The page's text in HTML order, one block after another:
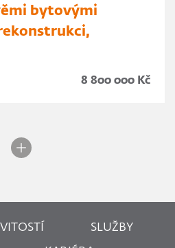
bytovými
8 800 000 Kč
SLUŽBY